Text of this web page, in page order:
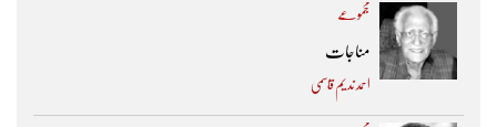
مجموعے
مناجات
احمد ندیم قاسمی